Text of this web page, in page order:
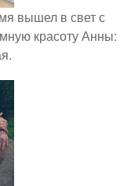
вышел в свет с
красоту Анны: